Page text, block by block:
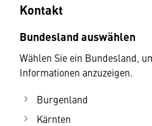
Kontakt
Bundesland auswählen
Wählen Sie ein Bundesland,
Informationen anzuzeigen.
Burgenland
Kärnten